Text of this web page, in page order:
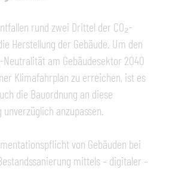
rund zwei Drittel der CO₂-
Herstellung der Gebäude. Um den
Neutralität am Gebäudesektor 2040
Klimafahrplan zu erreichen, ist es
die Bauordnung an diese
anzupassen.
von Gebäuden bei
mittels – digitaler –